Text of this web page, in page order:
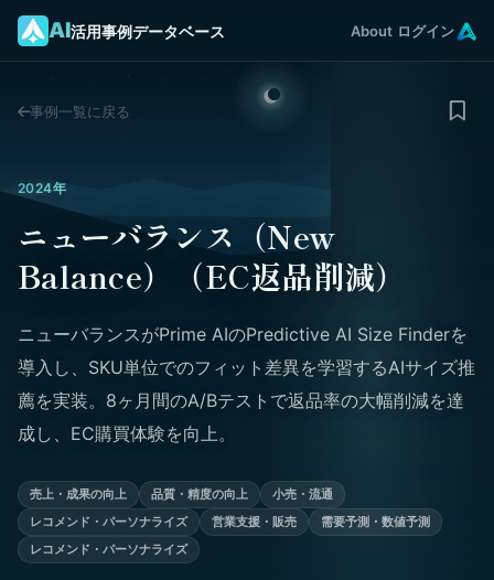
AI活用事例データベース About ログイン
事例一覧に戻る
2024年
ニューバランス（New
Balance）（EC返品削減）
ニューバランスがPrime AIのPredictive AI Size Finderを
導入し、SKU単位でのフィット差異を学習するAIサイズ推
薦を実装。8ヶ月間のA/Bテストで返品率の大幅削減を達
成し、EC購買体験を向上。
売上・成果の向上 品質・精度の向上
小売・流通
レコメンド・パーソナライズ
営業支援・販売
需要予測・数値予測
レコメンド・パーソナライズ